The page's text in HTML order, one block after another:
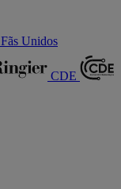
Fãs Unidos
CDE